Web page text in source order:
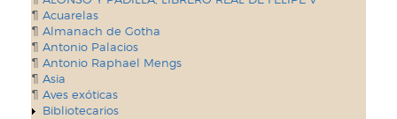
Acuarelas
Almanach de Gotha
Antonio Palacios
Antonio Raphael Mengs
Asia
Aves exóticas
Bibliotecarios